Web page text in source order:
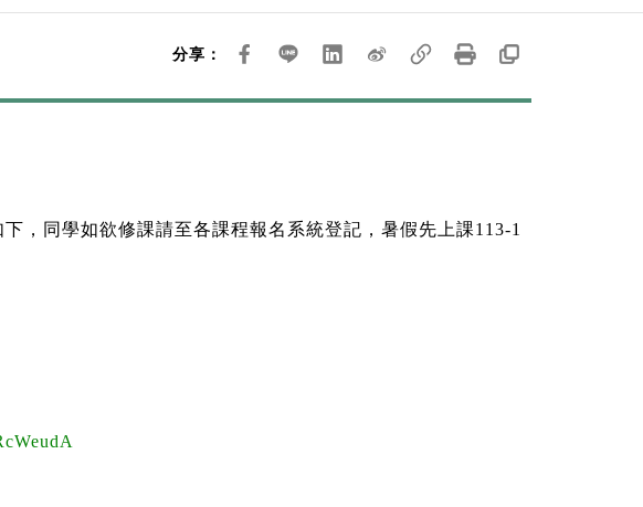
分享：
，同學如欲修課請至各課程報名系統登記，暑假先上課113-1